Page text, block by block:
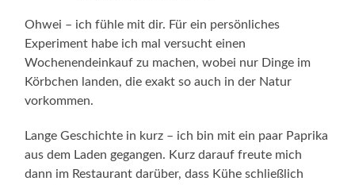
Ohwei – ich fühle mit dir. Für ein persönliches
Experiment habe ich mal versucht einen
Wochenendeinkauf zu machen, wobei nur Dinge im
Körbchen landen, die exakt so auch in der Natur
vorkommen.
Lange Geschichte in kurz – ich bin mit ein paar Paprika
aus dem Laden gegangen. Kurz darauf freute mich
dann im Restaurant darüber, dass Kühe schließlich